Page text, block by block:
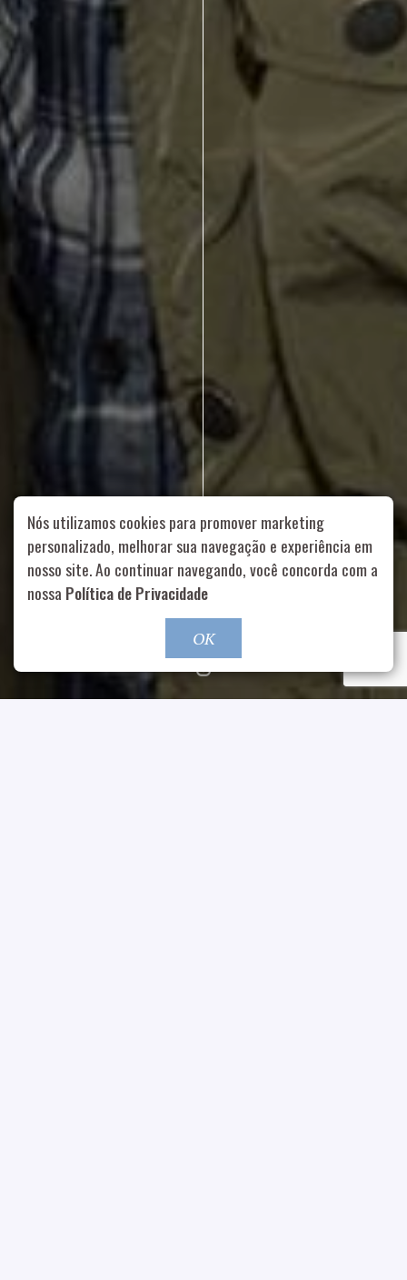
Rua Aurélia, 1714 – Vila Romana, São Paulo – SP |
55 11
99178-5848 | contato@nucleofood.com
Role para continar
Nós utilizamos cookies para promover marketing
personalizado, melhorar sua navegação e experiência em
nosso site. Ao continuar navegando, você concorda com a
nossa Política de Privacidade
OK